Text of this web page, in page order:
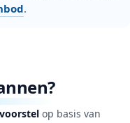
.
op basis van